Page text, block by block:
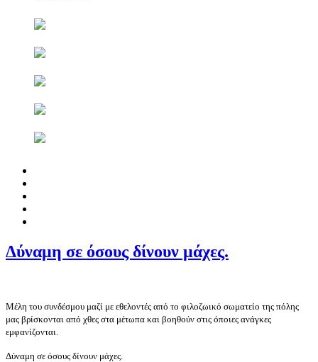
Δύναμη σε όσους δίνουν μάχες.
Μέλη του συνδέσμου μαζί με εθελοντές από το φιλοζωικό σωματείο της πόλης
μας βρίσκονται από χθες στα μέτωπα και βοηθούν στις όποιες ανάγκες
εμφανίζονται.
Δύναμη σε όσους δίνουν μάχες.